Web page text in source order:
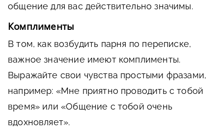
общение для вас действительно значимы.
Комплименты
В том, как возбудить парня по переписке,
важное значение имеют комплименты.
Выражайте свои чувства простыми фразами,
например: «Мне приятно проводить с тобой
время» или «Общение с тобой очень
вдохновляет».